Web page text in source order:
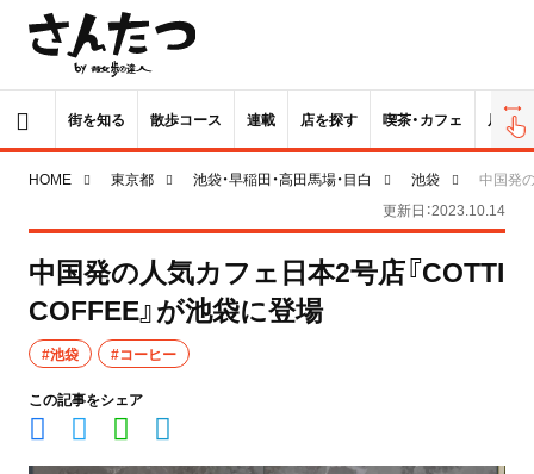
街を知る 散歩コース 連載 店を探す 喫茶・カフェ 居酒屋
HOME 東京都 池袋・早稲田・高田馬場・目白 池袋
中国発
更新日：2023.10.14
中国発の人気カフェ日本2号店『COTTI
COFFEE』が池袋に登場
#池袋 #コーヒー
この記事をシェア